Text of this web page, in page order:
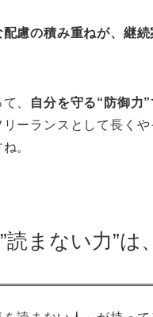
配慮の積み重ねが、継
、 自分を守る“防御力
ーランスとして長く
。
まない力”は